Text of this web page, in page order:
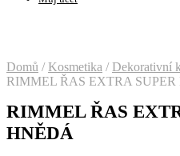
Domů / Kosmetika / Dekorativní
RIMMEL ŘAS EXTRA
RIMMEL ŘAS
HNĚDÁ